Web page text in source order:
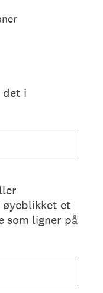
det i
et
som ligner på